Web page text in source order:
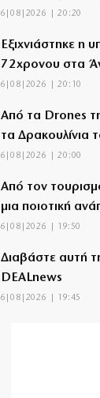
6|08|2026 | 20:20
Εξιχνιάστηκε η
72χρονου στα
6|08|2026 | 20:10
Από τα Drones
τα Δρακουλίνια
6|08|2026 | 20:00
Από τον
μια ποιοτική
6|08|2026 | 19:50
Διαβάστε αυτή
DEALnews
6|08|2026 | 19:45